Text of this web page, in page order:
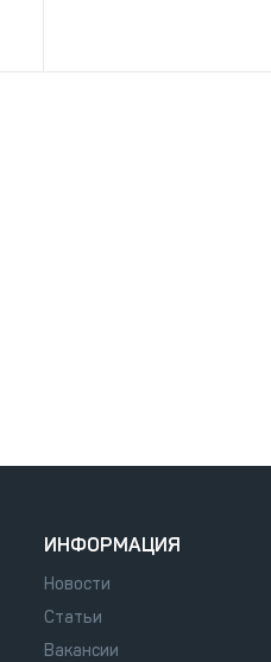
ИНФОРМАЦИЯ
Новости
Статьи
Вакансии